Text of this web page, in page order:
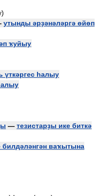
утынды әрҙәнәләргә өйөп
ҡуйыу
үткәргес һалыу
— тезистарҙы ике биткә
билдәләнгән ваҡытына